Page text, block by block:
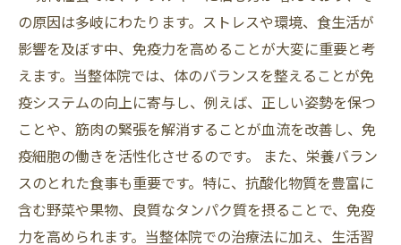
の原因は多岐にわたります。ストレスや環境、食生活が
影響を及ぼす中、免疫力を高めることが大変に重要と考
えます。当整体院では、体のバランスを整えることが免
疫システムの向上に寄与し、例えば、正しい姿勢を保つ
ことや、筋肉の緊張を解消することが血流を改善し、免
疫細胞の働きを活性化させるのです。 また、栄養バラン
スのとれた食事も重要です。特に、抗酸化物質を豊富に
含む野菜や果物、良質なタンパク質を摂ることで、免疫
力を高められます。当整体院での治療法に加え、生活習